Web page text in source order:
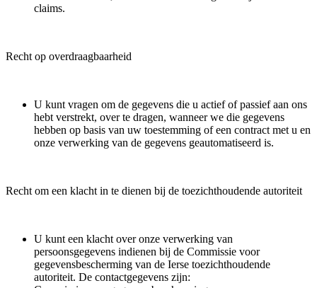
claims.
Recht op overdraagbaarheid
U kunt vragen om de gegevens die u actief of passief aan ons
hebt verstrekt, over te dragen, wanneer we die gegevens
hebben op basis van uw toestemming of een contract met u en
onze verwerking van de gegevens geautomatiseerd is.
Recht om een klacht in te dienen bij de toezichthoudende autoriteit
U kunt een klacht over onze verwerking van
persoonsgegevens indienen bij de Commissie voor
gegevensbescherming van de Ierse toezichthoudende
autoriteit. De contactgegevens zijn: